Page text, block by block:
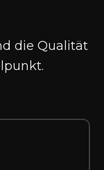
die Qualität